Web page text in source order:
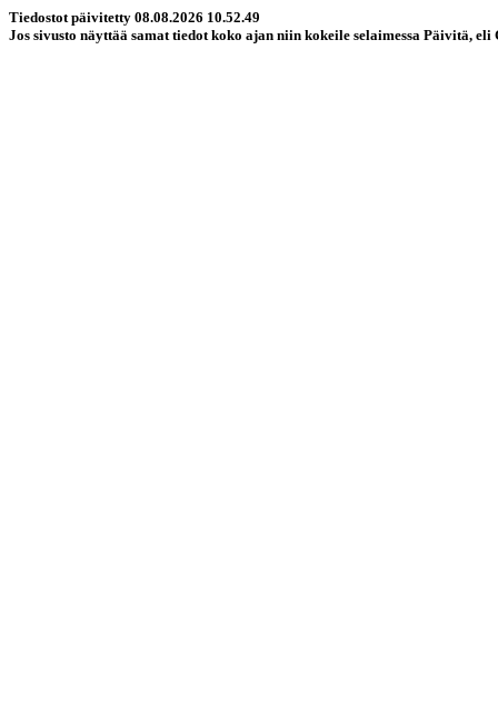
Tiedostot päivitetty 08.08.2026 10.52.49
Jos sivusto näyttää samat tiedot koko ajan niin kokeile selaimessa Päivitä, eli